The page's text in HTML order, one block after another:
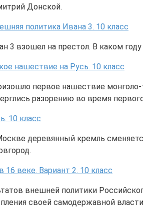
Донской.
политика Ивана 3. 10 класс
3 взошел на престол. В каком
нашествие на Русь. 10 класс
первое нашествие
разорению во время
10 класс
деревянный кремль
16 веке. Вариант 2. 10 класс
внешней политики
своей самодержавной